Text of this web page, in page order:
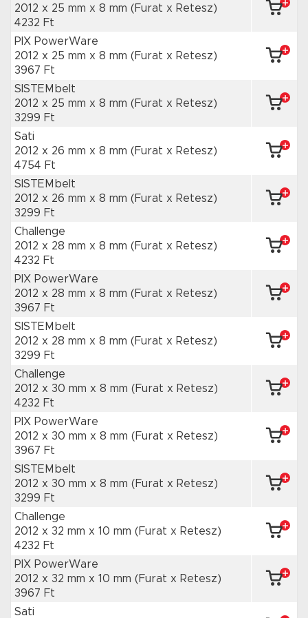
2012 x 25 mm x 8 mm (Furat x Retesz)
4232 Ft
PIX PowerWare
2012 x 25 mm x 8 mm (Furat x Retesz)
3967 Ft
SISTEMbelt
2012 x 25 mm x 8 mm (Furat x Retesz)
3299 Ft
Sati
2012 x 26 mm x 8 mm (Furat x Retesz)
4754 Ft
SISTEMbelt
2012 x 26 mm x 8 mm (Furat x Retesz)
3299 Ft
Challenge
2012 x 28 mm x 8 mm (Furat x Retesz)
4232 Ft
PIX PowerWare
2012 x 28 mm x 8 mm (Furat x Retesz)
3967 Ft
SISTEMbelt
2012 x 28 mm x 8 mm (Furat x Retesz)
3299 Ft
Challenge
2012 x 30 mm x 8 mm (Furat x Retesz)
4232 Ft
PIX PowerWare
2012 x 30 mm x 8 mm (Furat x Retesz)
3967 Ft
SISTEMbelt
2012 x 30 mm x 8 mm (Furat x Retesz)
3299 Ft
Challenge
2012 x 32 mm x 10 mm (Furat x Retesz)
4232 Ft
PIX PowerWare
2012 x 32 mm x 10 mm (Furat x Retesz)
3967 Ft
Sati